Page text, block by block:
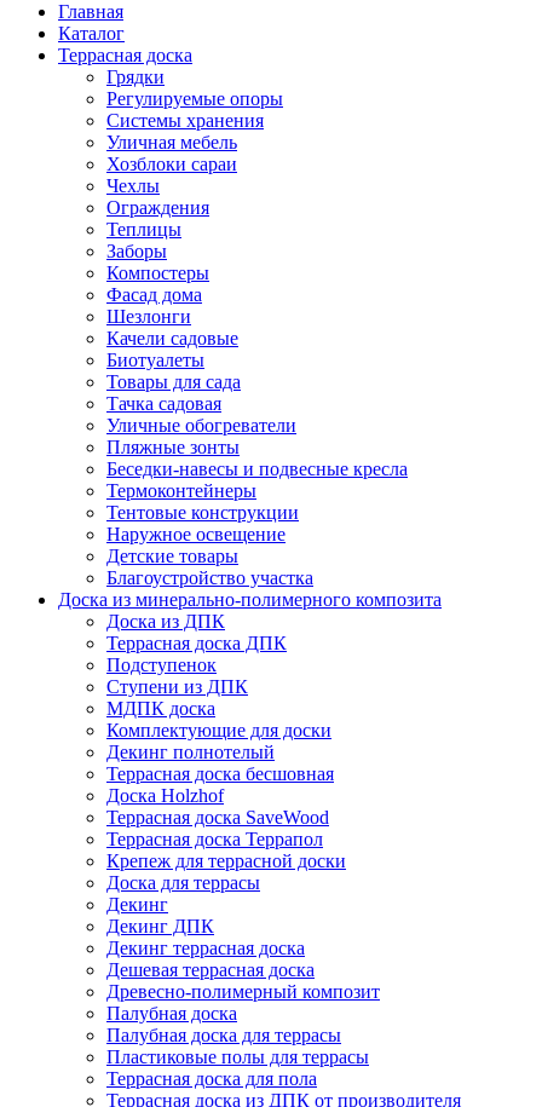
Главная
Каталог
Террасная доска
Грядки
Регулируемые опоры
Системы хранения
Уличная мебель
Хозблоки сараи
Чехлы
Ограждения
Теплицы
Заборы
Компостеры
Фасад дома
Шезлонги
Качели садовые
Биотуалеты
Товары для сада
Тачка садовая
Уличные обогреватели
Пляжные зонты
Беседки-навесы и подвесные кресла
Термоконтейнеры
Тентовые конструкции
Наружное освещение
Детские товары
Благоустройство участка
Доска из минерально-полимерного композита
Доска из ДПК
Террасная доска ДПК
Подступенок
Ступени из ДПК
МДПК доска
Комплектующие для доски
Декинг полнотелый
Террасная доска бесшовная
Доска Holzhof
Террасная доска SaveWood
Террасная доска Террапол
Крепеж для террасной доски
Доска для террасы
Декинг
Декинг ДПК
Декинг террасная доска
Дешевая террасная доска
Древесно-полимерный композит
Палубная доска
Палубная доска для террасы
Пластиковые полы для террасы
Террасная доска для пола
Террасная доска из ДПК от производителя